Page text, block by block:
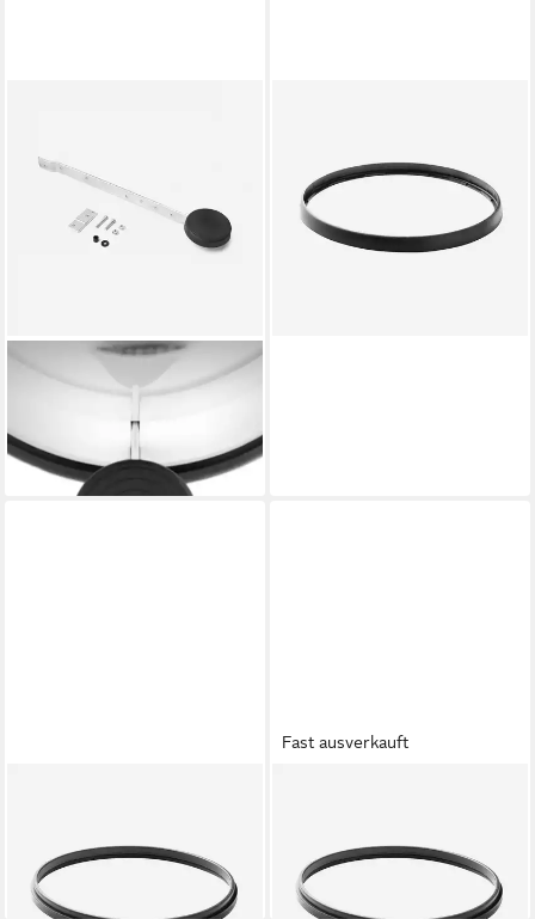
Mülleimer 17 Ersatz-
Komplettpedal für Treteimer
31,00 €
lieferbar - in 2-3 Werktagen bei dir
20,95 €
lieferbar - in 2-3 Werktagen bei dir
20,95 €
lieferbar - in 2-3 Werktagen bei dir
Fast ausverkauft
Ring OBEN
19,95 €
lieferbar - in 2-3 Werktagen bei dir